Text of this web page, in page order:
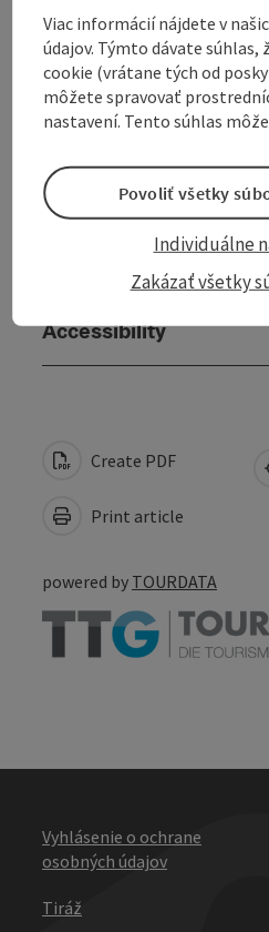
Equipment
Prices
Arrival
Accessibility
Create PDF
Print article
powered by TOURDATA
Vyhlásenie o ochrane
osobných údajov
Tiráž
Viac informácií nájdete v
údajov. Týmto dávate
cookie (vrátane tých od
môžete spravovať
nastavení. Tento súhlas
Zakázať všetky
Individuálne
Povoliť všetky